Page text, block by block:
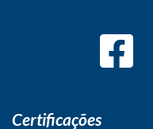
Certificações